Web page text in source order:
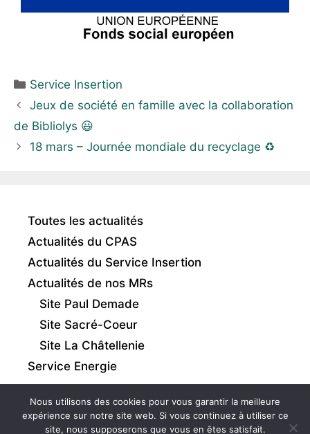
Service Insertion
Jeux de société en famille avec la collaboration
de Bibliolys 😃
18 mars – Journée mondiale du recyclage ♻️
Toutes les actualités
Actualités du CPAS
Actualités du Service Insertion
Actualités de nos MRs
Site Paul Demade
Site Sacré-Coeur
Site La Châtellenie
Service Energie
Nous utilisons des cookies pour vous garantir la meilleure
expérience sur notre site web. Si vous continuez à utiliser ce
site, nous supposerons que vous en êtes satisfait.